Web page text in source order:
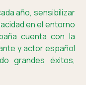
año, sensibilizar
en el entorno
cuenta con la
y actor español
grandes éxitos,